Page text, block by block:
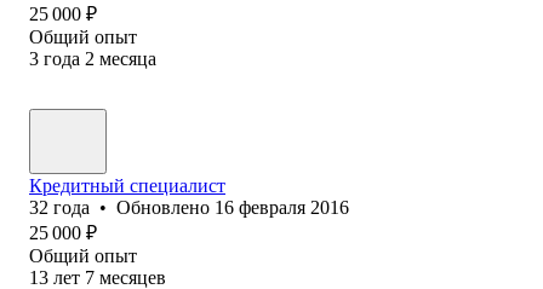
25 000 ₽
Общий опыт
3 года 2 месяца
Кредитный специалист
32 года • Обновлено 16 февраля 2016
25 000 ₽
Общий опыт
13 лет 7 месяцев